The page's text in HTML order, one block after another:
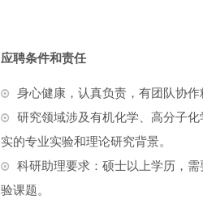
应聘条件和责任
身心健康，认真负责，有团队协
研究领域涉及有机化学、高分子
实的专业实验和理论研究背景。
科研助理要求：硕士以上学历，
验课题。